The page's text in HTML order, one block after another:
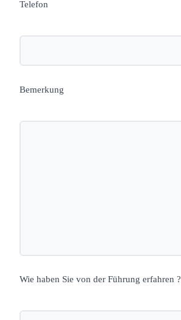
Telefon
Bemerkung
Wie haben Sie von der Führung erfahren ?